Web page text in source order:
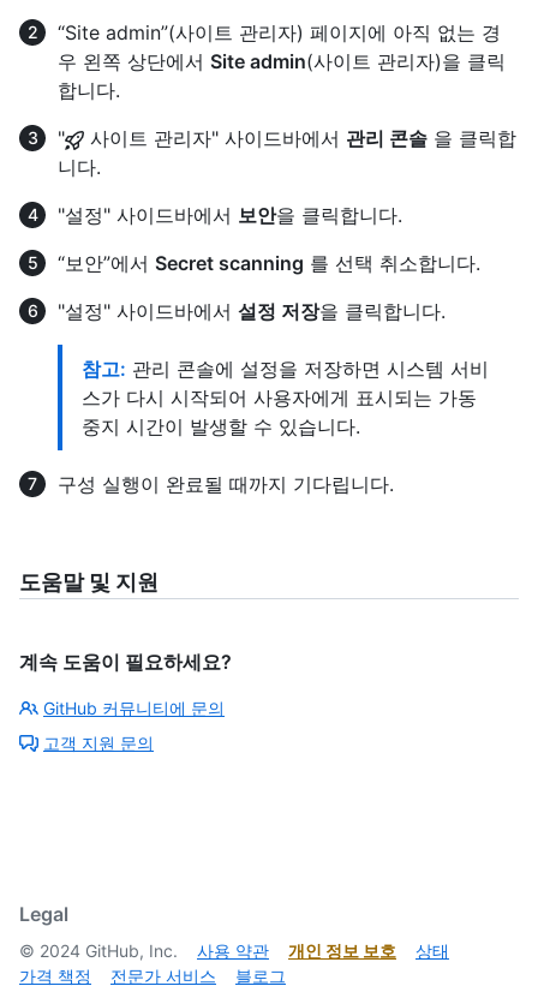
“Site admin”(사이트 관리자) 페이지에 아직 없는 경
우 왼쪽 상단에서 Site admin(사이트 관리자)을 클릭
합니다.
"
사이트 관리자" 사이드바에서 관리 콘솔 을 클릭합
니다.
"설정" 사이드바에서 보안을 클릭합니다.
“보안”에서 Secret scanning 를 선택 취소합니다.
"설정" 사이드바에서 설정 저장을 클릭합니다.
참고: 관리 콘솔에 설정을 저장하면 시스템 서비
스가 다시 시작되어 사용자에게 표시되는 가동
중지 시간이 발생할 수 있습니다.
구성 실행이 완료될 때까지 기다립니다.
도움말 및 지원
계속 도움이 필요하세요?
GitHub 커뮤니티에 문의
고객 지원 문의
Legal
© 2024 GitHub, Inc. 사용 약관 개인 정보 보호
상태
가격 책정
전문가 서비스 블로그